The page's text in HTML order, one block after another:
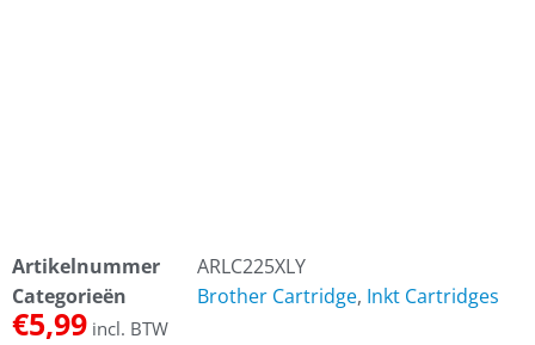
Artikelnummer
ARLC225XLY
Categorieën
Brother Cartridge, Inkt Cartridges
€5,99 incl. BTW